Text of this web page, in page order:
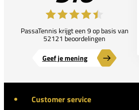
PassaTennis krijgt een 9 op basis van
52121 beoordelingen
Geef je mening
Customer service